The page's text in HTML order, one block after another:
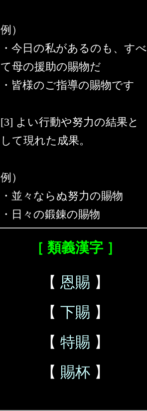
例）
・今日の私があるのも、すべ
て母の援助の賜物だ
・皆様のご指導の賜物です
[3] よい行動や努力の結果と
して現れた成果。
例）
・並々ならぬ努力の賜物
・日々の鍛錬の賜物
［ 類義漢字 ］
【 恩賜 】
【 下賜 】
【 特賜 】
【 賜杯 】